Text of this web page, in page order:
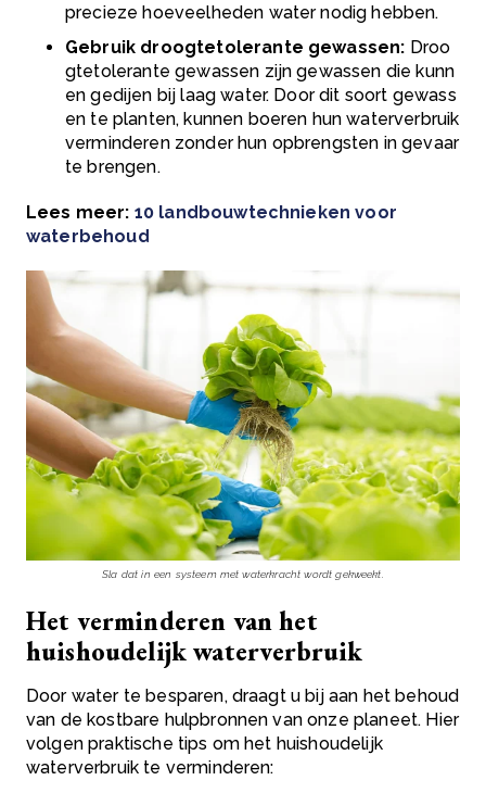
precieze hoeveelheden water nodig hebben.
Gebruik droogtetolerante gewassen: Droo
gtetolerante gewassen zijn gewassen die kunn
en gedijen bij laag water. Door dit soort gewass
en te planten, kunnen boeren hun waterverbruik
verminderen zonder hun opbrengsten in gevaar
te brengen.
Lees meer: 10 landbouwtechnieken voor
waterbehoud
Sla dat in een systeem met waterkracht wordt gekweekt.
Het verminderen van het
huishoudelijk waterverbruik
Door water te besparen, draagt u bij aan het behoud
van de kostbare hulpbronnen van onze planeet. Hier
volgen praktische tips om het huishoudelijk
waterverbruik te verminderen: